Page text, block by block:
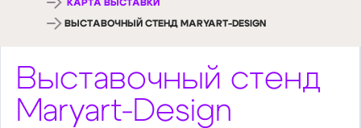
КАРТА ВЫСТАВКИ
ВЫСТАВОЧНЫЙ СТЕНД MARYART-DESIGN
Выставочный стенд
Maryart-Design